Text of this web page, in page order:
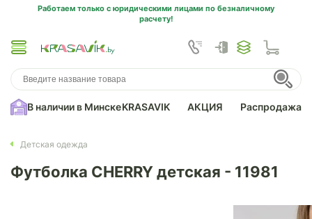
Работаем только с юридическими лицами по безналичному
расчету!
В наличии в МинскеKRASAVIK АКЦИЯ Распродажа
Детская одежда
Футболка CHERRY детская - 11981